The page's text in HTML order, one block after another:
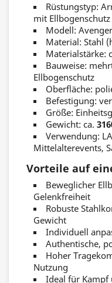
Rüstungstyp:
mit Ellbogenschutz
Modell: Avenger
Material: Stahl
Materialstärke:
Bauweise:
Ellbogenschutz
Oberfläche:
Befestigung:
Größe:
Gewicht: ca.
Verwendung:
Mittelalterevents,
Vorteile auf
Beweglicher
Gelenkfreiheit
Robuste
Gewicht
Individuell
Authentische,
Hoher
Nutzung
Ideal für Kampf